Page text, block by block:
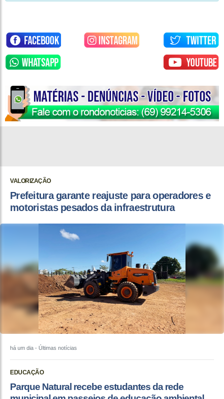
VALORIZAÇÃO
Prefeitura garante reajuste para operadores e
motoristas pesados da infraestrutura
há um dia - Últimas notícias
EDUCAÇÃO
Parque Natural recebe estudantes da rede